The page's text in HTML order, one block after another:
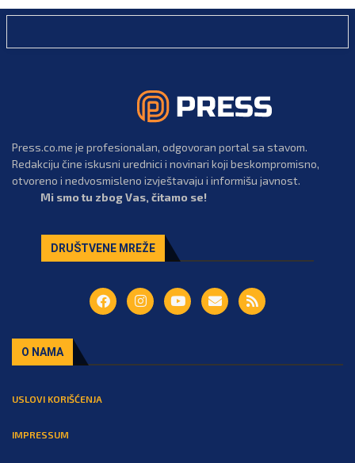
Press.co.me je profesionalan, odgovoran portal sa stavom.
Redakciju čine iskusni urednici i novinari koji beskompromisno,
otvoreno i nedvosmisleno izvještavaju i informišu javnost.
Mi smo tu zbog Vas, čitamo se!
DRUŠTVENE MREŽE
O NAMA
USLOVI KORIŠĆENJA
IMPRESSUM